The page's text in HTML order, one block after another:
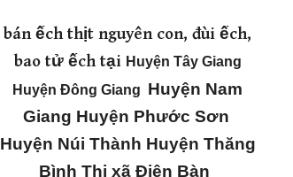
bán ếch thịt nguyên con, đùi ếch,
bao tử ếch tại Huyện Tây Giang
Huyện Đông Giang Huyện Nam
Giang Huyện Phước Sơn
Huyện Núi Thành Huyện Thăng
Bình Thị xã Điện Bàn